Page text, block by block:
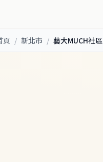
頁 / 新北市 / 藝大MUCH社區